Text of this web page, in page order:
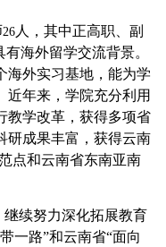
26 人，其中正高职、副
海外留学交流背景。
海外实习基地，能为学
近年来，学院充分利用
教学改革，获得多项省
研成果丰富，获得云南
点和云南省东南亚南
续努力深化拓展教育
一路”和云南省“面向